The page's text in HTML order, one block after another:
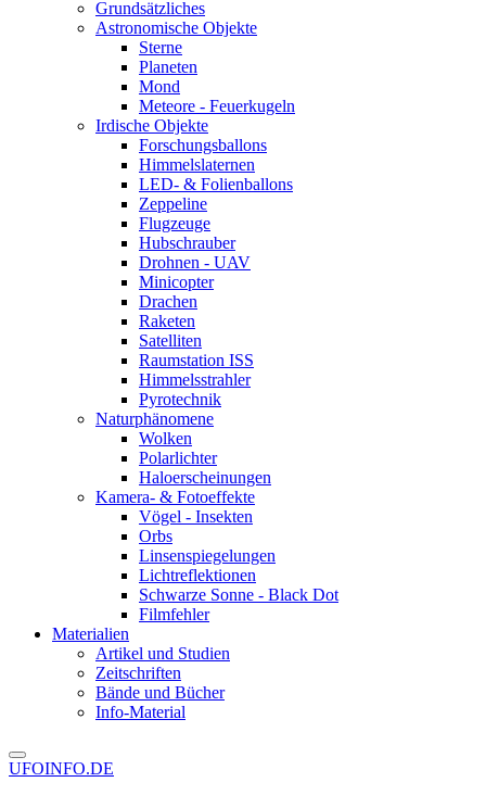
Grundsätzliches
Astronomische Objekte
Sterne
Planeten
Mond
Meteore - Feuerkugeln
Irdische Objekte
Forschungsballons
Himmelslaternen
LED- & Folienballons
Zeppeline
Flugzeuge
Hubschrauber
Drohnen - UAV
Minicopter
Drachen
Raketen
Satelliten
Raumstation ISS
Himmelsstrahler
Pyrotechnik
Naturphänomene
Wolken
Polarlichter
Haloerscheinungen
Kamera- & Fotoeffekte
Vögel - Insekten
Orbs
Linsenspiegelungen
Lichtreflektionen
Schwarze Sonne - Black Dot
Filmfehler
Materialien
Artikel und Studien
Zeitschriften
Bände und Bücher
Info-Material
UFOINFO.DE